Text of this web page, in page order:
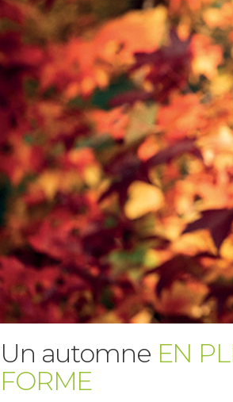
Un automne EN
FORME